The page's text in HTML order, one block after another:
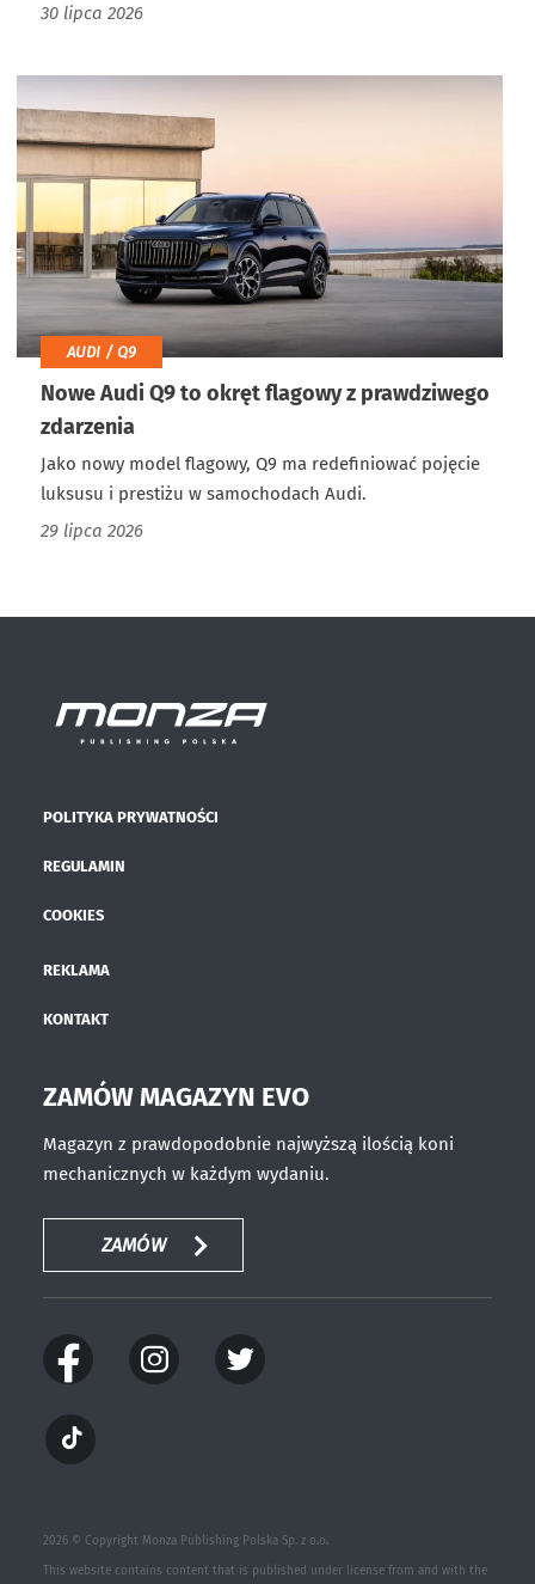
30 lipca 2026
AUDI / Q9
Nowe Audi Q9 to okręt flagowy z prawdziwego
zdarzenia
Jako nowy model flagowy, Q9 ma redefiniować pojęcie
luksusu i prestiżu w samochodach Audi.
29 lipca 2026
POLITYKA PRYWATNOŚCI
REGULAMIN
COOKIES
REKLAMA
KONTAKT
ZAMÓW MAGAZYN EVO
Magazyn z prawdopodobnie najwyższą ilością koni
mechanicznych w każdym wydaniu.
ZAMÓW
2026 © Copyright Monza Publishing Polska Sp. z o.o.
This website contains content that is published under license from and with the